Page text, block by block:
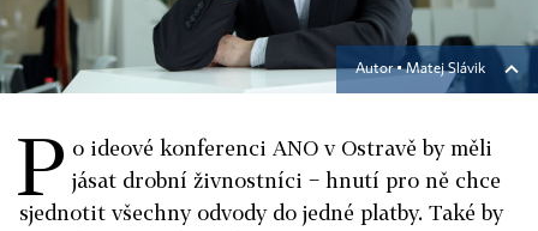
Autor ▪Matej Slávik
P o ideové konferenci ANO v Ostravě by měli
jásat drobní živnostníci − hnutí pro ně chce
sjednotit všechny odvody do jedné platby. Také by